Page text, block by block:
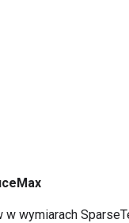
wymiarach